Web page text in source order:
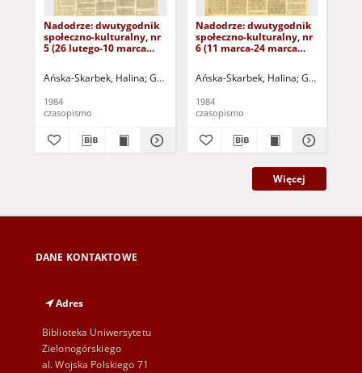
Nadodrze: dwutygodnik
społeczno-kulturalny, nr
5 (26 lutego-10 marca
Ańska-Skarbek, Halina Grabowska, Lucyna Grochomalski, Piotr
1984
czasopismo
Nadodrze: dwutygodnik
społeczno-kulturalny, nr
6 (11 marca-24 marca
Ańska-Skarbek, Halina Grabowska,
1984
czasopismo
Więcej
DANE KONTAKTOWE
Adres
Biblioteka Uniwersytetu
Zielonogórskiego
al. Wojska Polskiego 71